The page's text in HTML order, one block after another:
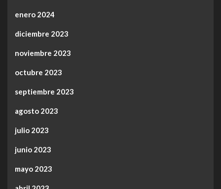
enero 2024
diciembre 2023
noviembre 2023
octubre 2023
septiembre 2023
agosto 2023
julio 2023
junio 2023
mayo 2023